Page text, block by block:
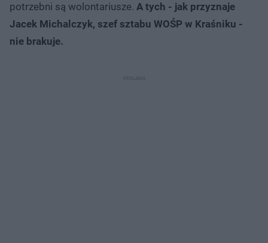
potrzebni są wolontariusze. A tych - jak przyznaje
Jacek Michalczyk, szef sztabu WOŚP w Kraśniku -
nie brakuje.